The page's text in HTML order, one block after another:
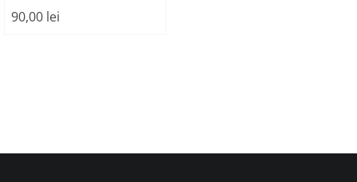
90,00 lei